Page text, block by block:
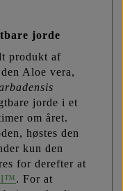
jorde
produkt af
Aloe vera,
jorde i et
om året.
høstes den
kun den
for derefter at
. For at